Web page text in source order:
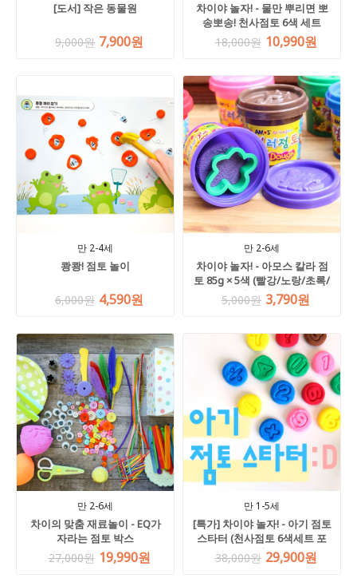
[도서] 작은 동물원
9,000원 7,900원
차이야 놀자! - 물만 뿌리면 뽀
송뽀송! 천사점토 6색 세트
18,000원 10,990원
만 2-4세
쾅쾅! 점토 놀이
6,000원 4,590원
만 2-6세
차이야 놀자! - 아모스 칼라 점
토 85g × 5색 (빨강/노랑/초록/
파랑/하양)
5,000원 3,790원
만 2-6세
차이의 맞춤 재료놀이 - EQ가
자라는 점토 박스
27,000원 19,990원
만 1-5세
[특가] 차이야 놀자! - 아기 점토
스타터 (천사점토 6색세트 포
함)
38,000원 29,900원